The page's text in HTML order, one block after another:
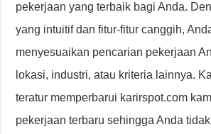
pekerjaan yang terbaik bagi Anda.
yang intuitif dan fitur-fitur canggih,
menyesuaikan pencarian pekerjaan
lokasi, industri, atau kriteria lainnya.
teratur memperbarui karirspot.com
pekerjaan terbaru sehingga Anda